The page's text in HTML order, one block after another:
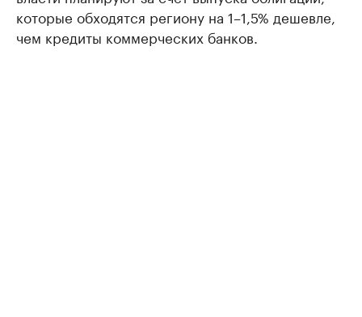
которые обходятся региону на 1–1,5% дешевле,
чем кредиты коммерческих банков.